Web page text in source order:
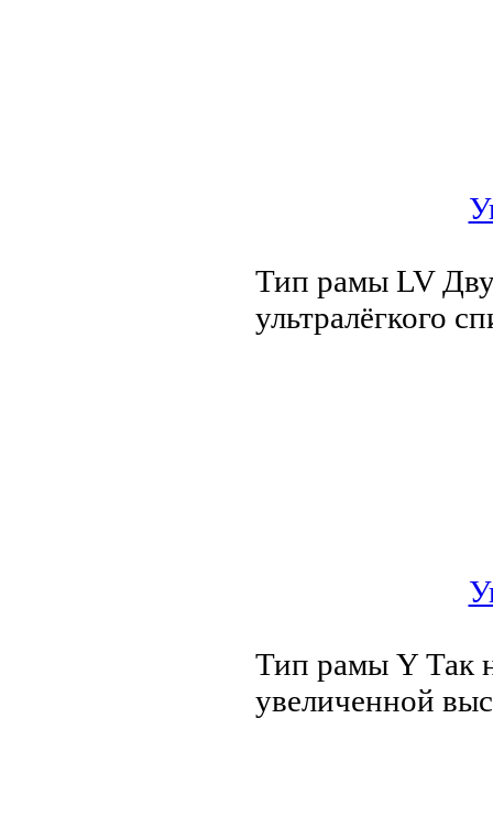
Тип рамы LV
ультралёгкого
Тип рамы Y Так
увеличенной